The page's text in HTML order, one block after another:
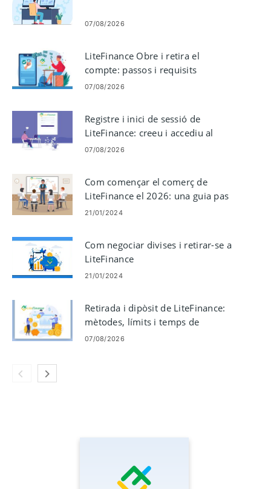
07/08/2026
LiteFinance Obre i retira el
compte: passos i requisits
07/08/2026
Registre i inici de sessió de
LiteFinance: creeu i accediu al
vostre compte
07/08/2026
Com començar el comerç de
LiteFinance el 2026: una guia pas
a pas per a principiants
21/01/2024
Com negociar divises i retirar-se a
LiteFinance
21/01/2024
Retirada i dipòsit de LiteFinance:
mètodes, límits i temps de
processament
07/08/2026